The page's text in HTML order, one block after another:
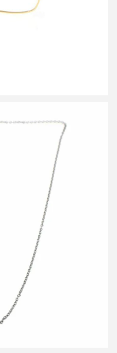
ベビーラブ ホワイトゴ
古】 ITID9J5WUIMK